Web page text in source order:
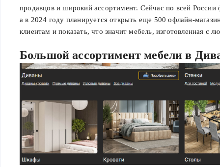
продавцов и широкий ассортимент. Сейчас по всей России
а в 2024 году планируется открыть еще 500 офлайн-
клиентам и показать, что значит мебель, изготовленная с
Большой ассортимент мебели в